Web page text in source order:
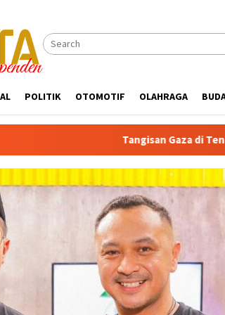
POLITIK OTOMOTIF OLAHRAGA
Tangisan Gaza di Tengah